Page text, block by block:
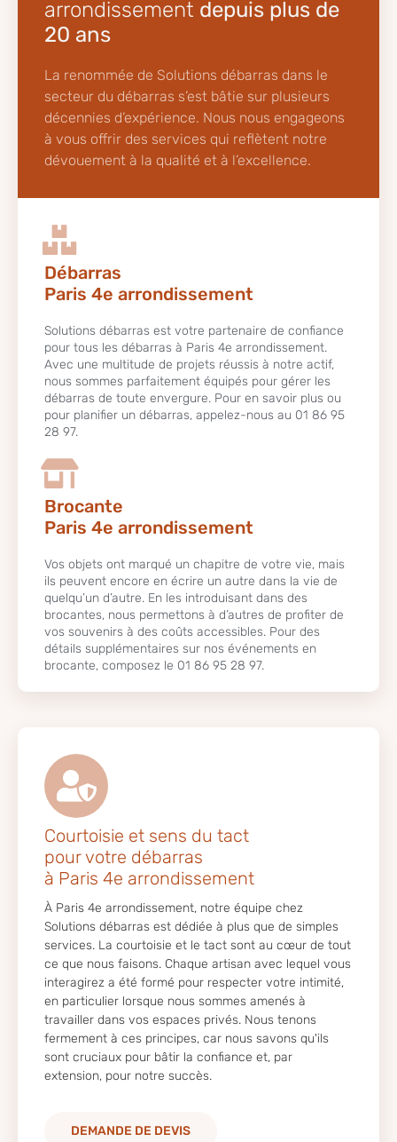
arrondissement depuis plus de
20 ans
La renommée de Solutions débarras dans le
secteur du débarras s’est bâtie sur plusieurs
décennies d’expérience. Nous nous engageons
à vous offrir des services qui reflètent notre
dévouement à la qualité et à l’excellence.
Débarras
Paris 4e arrondissement
Solutions débarras est votre partenaire de confiance
pour tous les débarras à Paris 4e arrondissement.
Avec une multitude de projets réussis à notre actif,
nous sommes parfaitement équipés pour gérer les
débarras de toute envergure. Pour en savoir plus ou
pour planifier un débarras, appelez-nous au 01 86 95
28 97.
Brocante
Paris 4e arrondissement
Vos objets ont marqué un chapitre de votre vie, mais
ils peuvent encore en écrire un autre dans la vie de
quelqu’un d’autre. En les introduisant dans des
brocantes, nous permettons à d’autres de profiter de
vos souvenirs à des coûts accessibles. Pour des
détails supplémentaires sur nos événements en
brocante, composez le 01 86 95 28 97.
Courtoisie et sens du tact
pour votre débarras
à Paris 4e arrondissement
À Paris 4e arrondissement, notre équipe chez
Solutions débarras est dédiée à plus que de simples
services. La courtoisie et le tact sont au cœur de tout
ce que nous faisons. Chaque artisan avec lequel vous
interagirez a été formé pour respecter votre intimité,
en particulier lorsque nous sommes amenés à
travailler dans vos espaces privés. Nous tenons
fermement à ces principes, car nous savons qu'ils
sont cruciaux pour bâtir la confiance et, par
extension, pour notre succès.
DEMANDE DE DEVIS